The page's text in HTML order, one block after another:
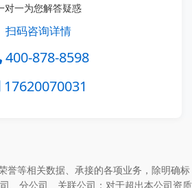
对一为您解答疑惑
扫码咨询详情
400-878-8598
17620070031
誉等相关数据、承接的各项业务，除明确标
、分公司、关联公司；对于超出本公司资质